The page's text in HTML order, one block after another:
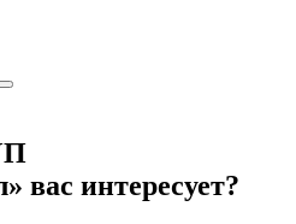
вас интересует?